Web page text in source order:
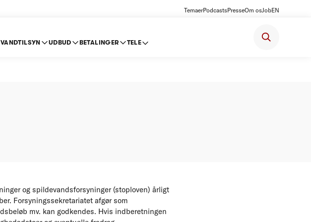
TemaerPodcastsPresseOm osJobEN
VANDTILSYN UDBUD BETALINGER TELE
og spildevandsforsyninger (stoploven) årligt
Forsyningssekretariatet afgør som
mv. kan godkendes. Hvis indberetningen